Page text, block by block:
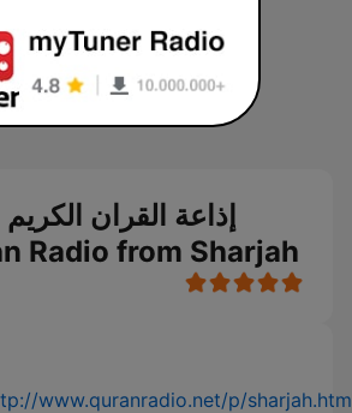
إذاعة القران
Radio from Sharjah
www.quranradio.net/p/